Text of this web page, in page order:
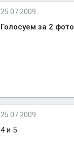
25.07.2009
Голосуем за 2 фото
25.07.2009
4 и 5